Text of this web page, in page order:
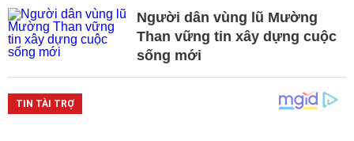
Người dân vùng lũ Mường
Than vững tin xây dựng cuộc
sống mới